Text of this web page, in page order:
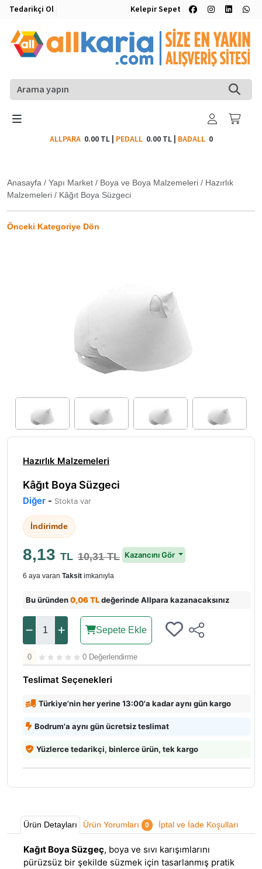
Tedarikçi Ol Kelepir Sepet
ALLPARA 0.00 TL| PEDALL 0.00 TL| BADALL0
Anasayfa / Yapı Market / Boya ve Boya Malzemeleri / Hazırlık
Malzemeleri / Kâğıt Boya Süzgeci
Önceki Kategoriye Dön
Hazırlık Malzemeleri
Kâğıt Boya Süzgeci
Diğer - Stokta var
İndirimde
8,13 TL 10,31 TL Kazancını Gör
6 aya varan Taksit imkanıyla
Bu üründen0,06 TLdeğerinde Allpara kazanacaksınız
Sepete Ekle
0 0 Değerlendirme
Teslimat Seçenekleri
Türkiye'nin her yerine 13:00'a kadar aynı gün kargo
Bodrum'a aynı gün ücretsiz teslimat
Yüzlerce tedarikçi, binlerce ürün, tek kargo
Ürün Detayları Ürün Yorumları 0 İptal ve İade Koşulları
Kağıt Boya Süzgeç, boya ve sıvı karışımlarını
pürüzsüz bir şekilde süzmek için tasarlanmış pratik